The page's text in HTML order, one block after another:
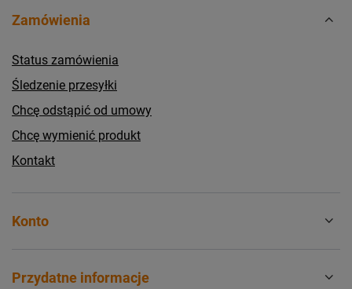
Zamówienia
Status zamówienia
Śledzenie przesyłki
Chcę odstąpić od umowy
Chcę wymienić produkt
Kontakt
Konto
Przydatne informacje